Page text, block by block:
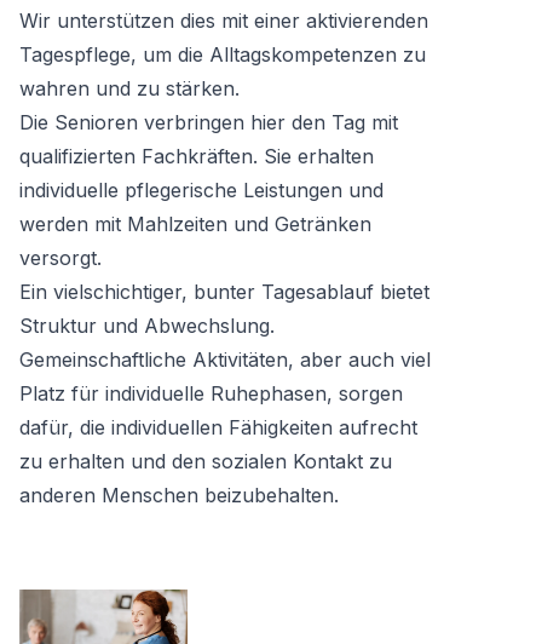
Wir unterstützen dies mit einer aktivierenden
Tagespflege, um die Alltagskompetenzen zu
wahren und zu stärken.
Die Senioren verbringen hier den Tag mit
qualifizierten Fachkräften. Sie erhalten
individuelle pflegerische Leistungen und
werden mit Mahlzeiten und Getränken
versorgt.
Ein vielschichtiger, bunter Tagesablauf bietet
Struktur und Abwechslung.
Gemeinschaftliche Aktivitäten, aber auch viel
Platz für individuelle Ruhephasen, sorgen
dafür, die individuellen Fähigkeiten aufrecht
zu erhalten und den sozialen Kontakt zu
anderen Menschen beizubehalten.